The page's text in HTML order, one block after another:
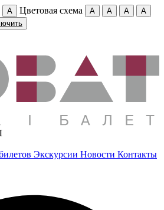
A Цветовая схема A A A
A
Экскурсии Новости Контакты